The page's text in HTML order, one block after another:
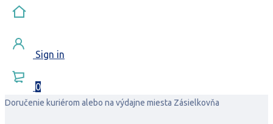
Sign in
0
Doručenie kuriérom alebo na výdajne miesta Zásielkovňa